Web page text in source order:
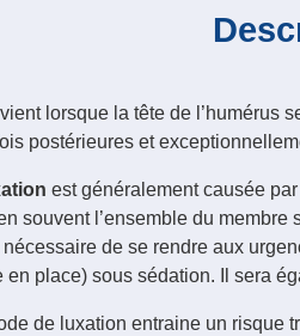
lorsque la tête de l’humérus
postérieures et
est généralement causée
souvent l’ensemble du
nécessaire de se rendre aux
en place) sous sédation. Il sera
de luxation entraine un risque